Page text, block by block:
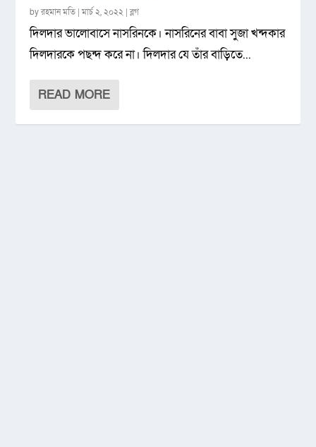
byরহমান মতি |মার্চ ২, ২০২২ |ব্লগ
দিলদার ভালোবাসে নাসরিনকে। নাসরিনের বাবা সুজা খন্দকার
দিলদারকে পছন্দ করে না। দিলদার যে তাঁর বাড়িতে...
READ MORE